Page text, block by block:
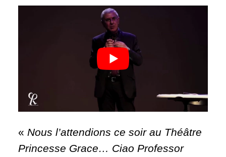
« Nous l’attendions ce soir au Théâtre
Princesse Grace… Ciao Professor